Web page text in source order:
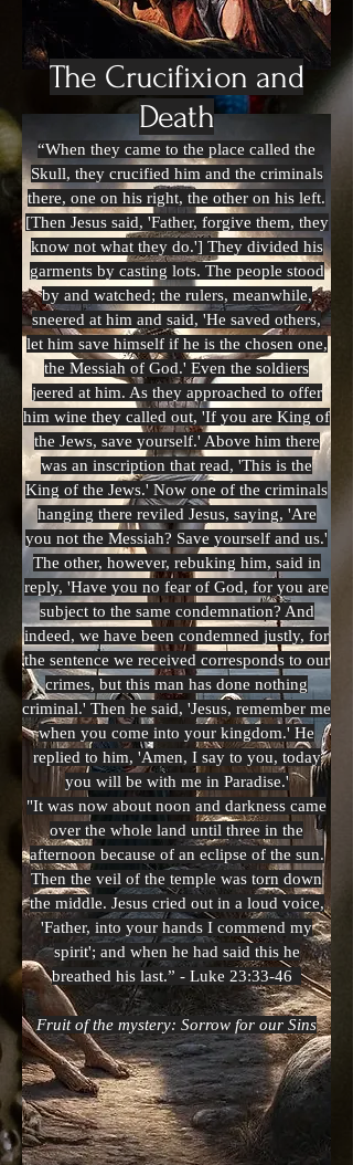
The Crucifixion and
Death
“When they came to the place called the
Skull, they crucified him and the criminals
there, one on his right, the other on his left.
[Then Jesus said, 'Father, forgive them, they
know not what they do.'] They divided his
garments by casting lots. The people stood
by and watched; the rulers, meanwhile,
sneered at him and said, 'He saved others,
let him save himself if he is the chosen one,
the Messiah of God.' Even the soldiers
jeered at him. As they approached to offer
him wine they called out, 'If you are King of
the Jews, save yourself.' Above him there
was an inscription that read, 'This is the
King of the Jews.' Now one of the criminals
hanging there reviled Jesus, saying, 'Are
you not the Messiah? Save yourself and us.'
The other, however, rebuking him, said in
reply, 'Have you no fear of God, for you are
subject to the same condemnation? And
indeed, we have been condemned justly, for
the sentence we received corresponds to our
crimes, but this man has done nothing
criminal.' Then he said, 'Jesus, remember me
when you come into your kingdom.' He
replied to him, 'Amen, I say to you, today
you will be with me in Paradise.'
"It was now about noon and darkness came
over the whole land until three in the
afternoon because of an eclipse of the sun.
Then the veil of the temple was torn down
the middle. Jesus cried out in a loud voice,
'Father, into your hands I commend my
spirit'; and when he had said this he
breathed his last.” - Luke 23:33-46
Fruit of the mystery: Sorrow for our Sins